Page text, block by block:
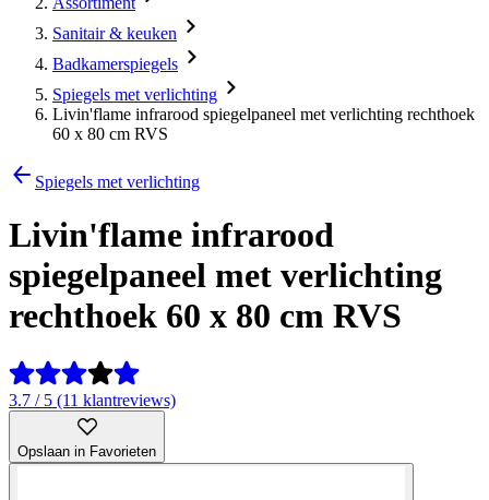
Sanitair & keuken
Badkamerspiegels
Spiegels met verlichting
Livin'flame infrarood spiegelpaneel met verlichting rechthoek
60 x 80 cm RVS
Spiegels met verlichting
Livin'flame infrarood
spiegelpaneel met verlichting
rechthoek 60 x 80 cm RVS
3.7 / 5 (11 klantreviews)
Opslaan in Favorieten